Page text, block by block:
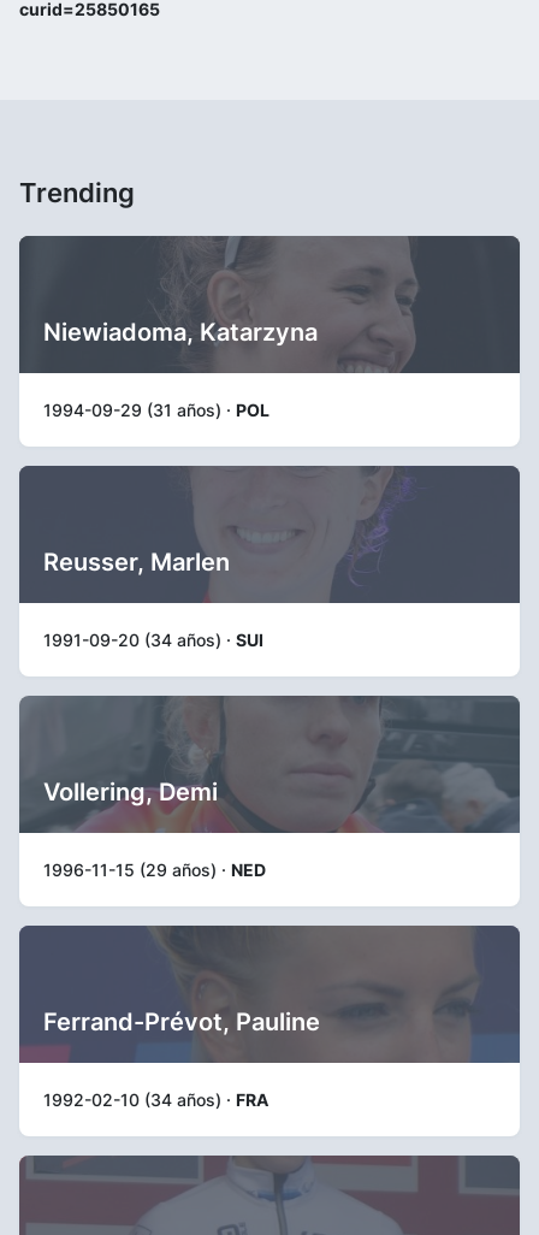
curid=25850165
Trending
Niewiadoma, Katarzyna
1994-09-29 (31 años) · POL
Reusser, Marlen
1991-09-20 (34 años) · SUI
Vollering, Demi
1996-11-15 (29 años) · NED
Ferrand-Prévot, Pauline
1992-02-10 (34 años) · FRA